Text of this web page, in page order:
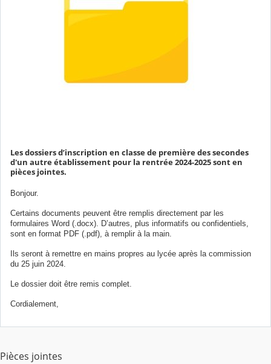
Les dossiers d’inscription en classe de première des secondes
d'un autre établissement pour la rentrée 2024-2025 sont en
pièces jointes.
Bonjour.
Certains documents peuvent être remplis directement par les
formulaires Word (.docx). D’autres, plus informatifs ou confidentiels,
sont en format PDF (.pdf), à remplir à la main.
Ils seront à remettre en mains propres au lycée après la commission
du 25 juin 2024.
Le dossier doit être remis complet.
Cordialement,
Pièces jointes